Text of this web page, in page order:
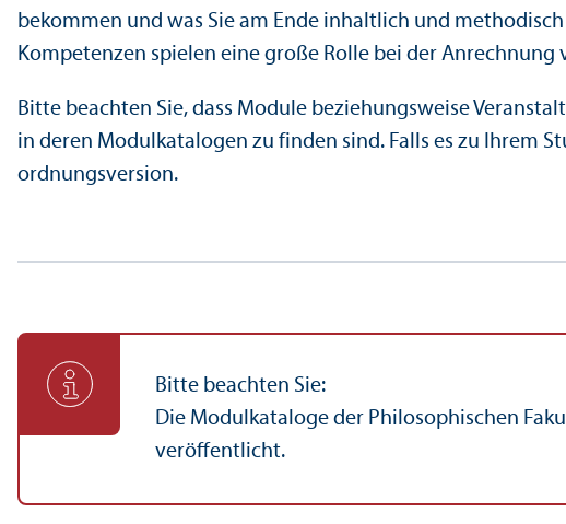
bekommen und was Sie am Ende inhaltlich und
Kompetenzen spielen eine große Rolle bei der
Bitte beachten Sie, dass Module beziehungs­weise
in deren Modulkatalogen zu finden sind. Falls es zu Ihrem
ordnungs­version.
Bitte beachten Sie:
Die Modulkataloge der Philosophischen
veröffentlicht.